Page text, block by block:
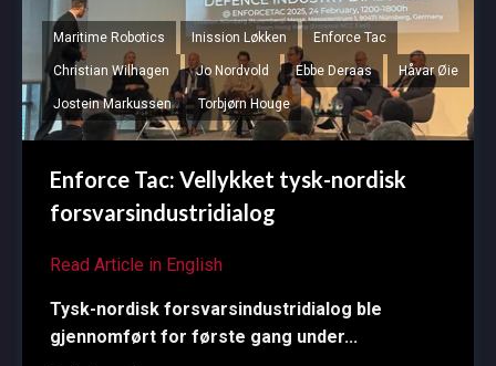
Maritime Robotics Inission Løkken Enforce Tac
Christian Wilhagen Jo Nordvold Ebbe Deraas Håvar Øie
Jostein Markussen Torbjørn Houge
Enforce Tac: Vellykket tysk-nordisk
forsvarsindustridialog
Read Article in English
Tysk-nordisk forsvarsindustridialog ble
gjennomført for første gang under...